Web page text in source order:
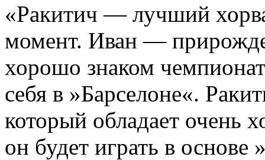
«Ракитич — лучший
момент. Иван —
хорошо знаком
себя в »Барселоне«.
который обладает очень
он будет играть в основе